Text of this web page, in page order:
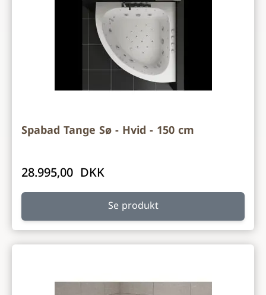
Spabad Tange Sø - Hvid - 150 cm
28.995,00 DKK
Se produkt